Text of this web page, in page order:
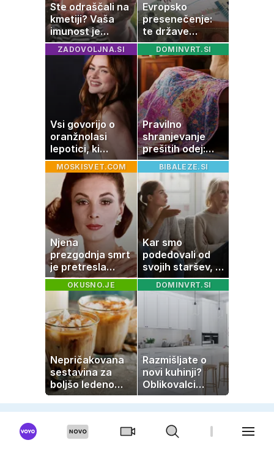
Ste odraščali na
kmetiji? Vaša
imunost je
verjetno
močnejša
Evropsko
presenečenje:
te države
rastejo hitreje
od Nemčije,
nekatere celo
večkrat hitreje
ZADOVOLJNA.SI
Vsi govorijo o
oranžnolasi
lepotici, ki
navdušuje s
skrivnostno
vlogo
DOMINVRT.SI
Pravilno
shranjevanje
prešitih odej:
Kako ohraniti
družinsko
dediščino
MOSKISVET.COM
Njena
prezgodnja smrt
je pretresla
modni svet: za
slavo se je
skrivala
tragedija
BIBALEZE.SI
Kar smo
podedovali od
svojih staršev, ni
nujno naša
usoda
OKUSNO.JE
Nepričakovana
sestavina za
boljšo ledeno
kavo, ki jo imate
DOMINVRT.SI
Razmišljate o
novi kuhinji?
Oblikovalci
opozarjajo, da te